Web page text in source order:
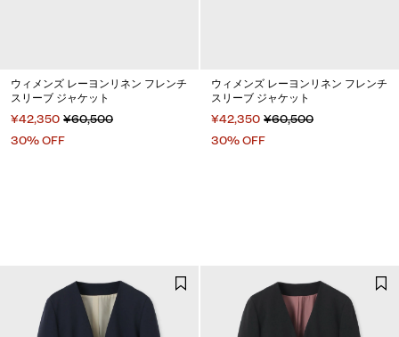
ウィメンズ レーヨンリネン フレンチ
スリーブ ジャケット
¥42,350 ¥60,500
30% OFF
ウィメンズ レーヨンリネン フレンチ
スリーブ ジャケット
¥42,350 ¥60,500
30% OFF